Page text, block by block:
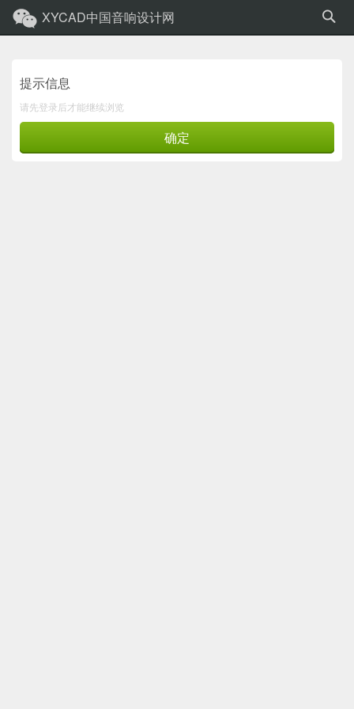
XYCAD中国音响设计网
提示信息
请先登录后才能继续浏览
确定